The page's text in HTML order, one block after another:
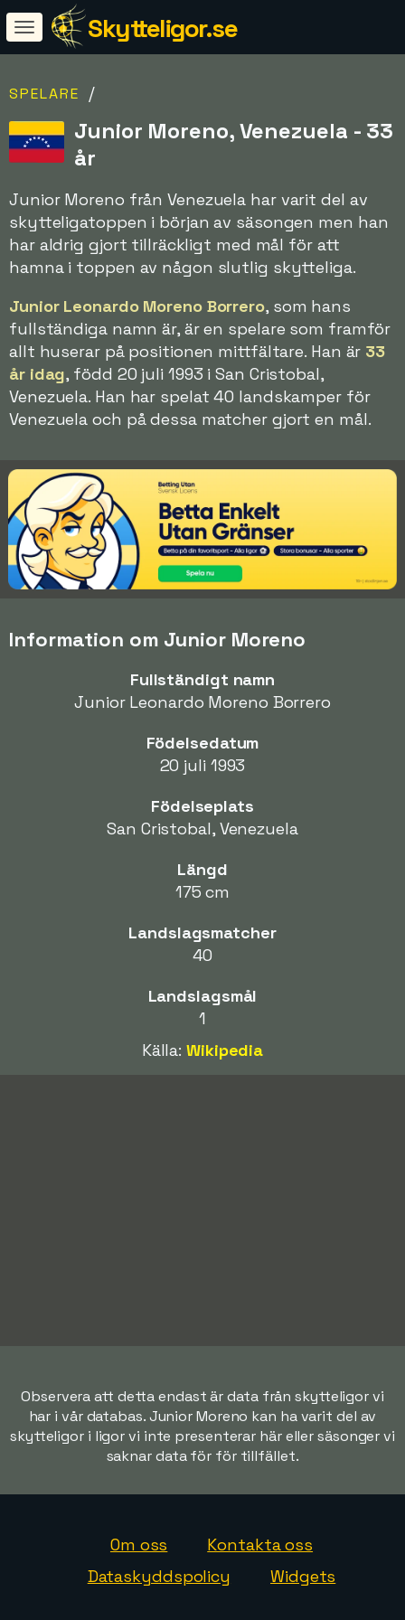
Skytteligor.se
SPELARE /
Junior Moreno, Venezuela - 33
år
Junior Moreno från Venezuela har varit del av
skytteligatoppen i början av säsongen men han
har aldrig gjort tillräckligt med mål för att
hamna i toppen av någon slutlig skytteliga.
Junior Leonardo Moreno Borrero, som hans
fullständiga namn är, är en spelare som framför
allt huserar på positionen mittfältare. Han är 33
år idag, född 20 juli 1993 i San Cristobal,
Venezuela. Han har spelat 40 landskamper för
Venezuela och på dessa matcher gjort en mål.
Information om Junior Moreno
Fullständigt namn
Junior Leonardo Moreno Borrero
Födelsedatum
20 juli 1993
Födelseplats
San Cristobal, Venezuela
Längd
175 cm
Landslagsmatcher
40
Landslagsmål
1
Källa:Wikipedia
Observera att detta endast är data från skytteligor vi
har i vår databas. Junior Moreno kan ha varit del av
skytteligor i ligor vi inte presenterar här eller säsonger vi
saknar data för för tillfället.
Om oss
Kontakta oss
Dataskyddspolicy
Widgets